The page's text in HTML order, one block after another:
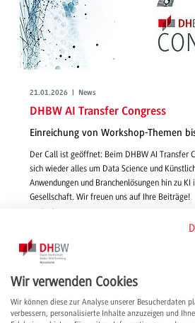
21.01.2026 | News
DHBW AI Transfer Congress
Einreichung von Workshop-Themen
Der Call ist geöffnet: Beim DHBW AI Transfer
sich wieder alles um Data Science und
Anwendungen und Branchenlösungen hin zu KI
Gesellschaft. Wir freuen uns auf Ihre Beiträge!
Wir verwenden Cookies
Wir können diese zur Analyse unserer Besucherdaten
verbessern, personalisierte Inhalte anzuzeigen und